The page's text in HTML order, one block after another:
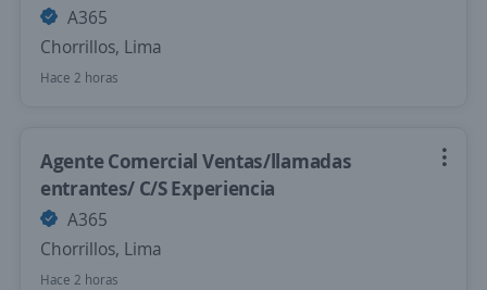
A365
Chorrillos, Lima
Hace 2 horas
Agente Comercial Ventas/llamadas
entrantes/ C/S Experiencia
A365
Chorrillos, Lima
Hace 2 horas